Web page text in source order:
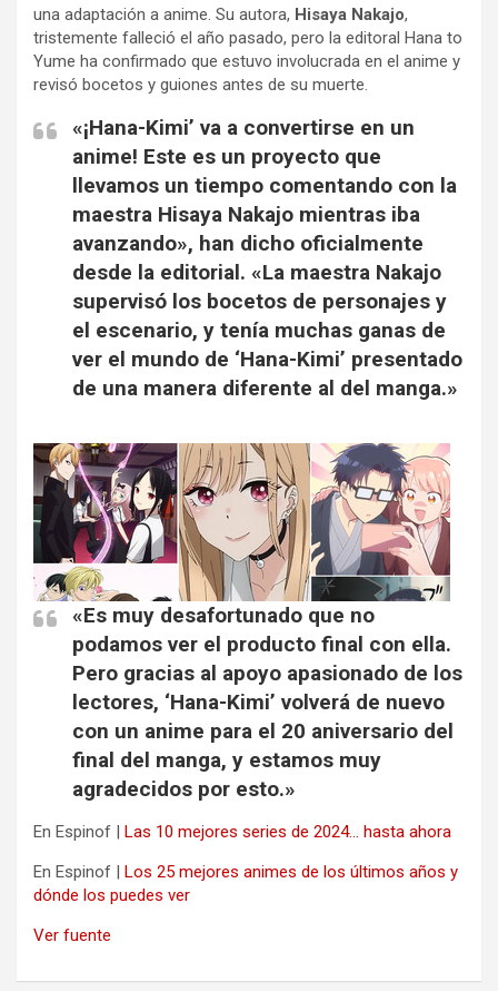
una adaptación a anime. Su autora, Hisaya Nakajo,
tristemente falleció el año pasado, pero la editoral Hana to
Yume ha confirmado que estuvo involucrada en el anime y
revisó bocetos y guiones antes de su muerte.
«¡Hana-Kimi’ va a convertirse en un
anime! Este es un proyecto que
llevamos un tiempo comentando con la
maestra Hisaya Nakajo mientras iba
avanzando», han dicho oficialmente
desde la editorial. «La maestra Nakajo
supervisó los bocetos de personajes y
el escenario, y tenía muchas ganas de
ver el mundo de ‘Hana-Kimi’ presentado
de una manera diferente al del manga.»
«Es muy desafortunado que no
podamos ver el producto final con ella.
Pero gracias al apoyo apasionado de los
lectores, ‘Hana-Kimi’ volverá de nuevo
con un anime para el 20 aniversario del
final del manga, y estamos muy
agradecidos por esto.»
En Espinof | Las 10 mejores series de 2024… hasta ahora
En Espinof | Los 25 mejores animes de los últimos años y
dónde los puedes ver
Ver fuente